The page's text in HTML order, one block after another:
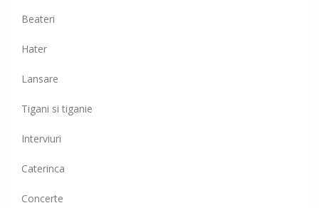
Beateri
Hater
Lansare
Tigani si tiganie
Interviuri
Caterinca
Concerte